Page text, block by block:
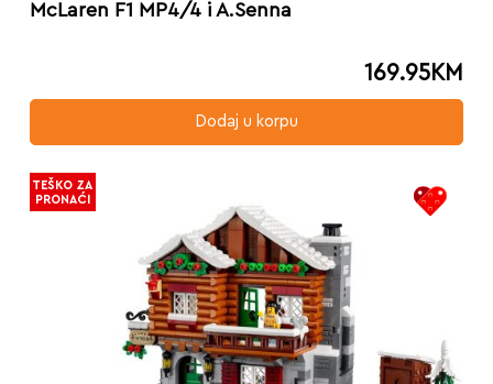
McLaren F1 MP4/4 i A.Senna
169.95KM
Dodaj u korpu
TEŠKO ZA
PRONAĆI